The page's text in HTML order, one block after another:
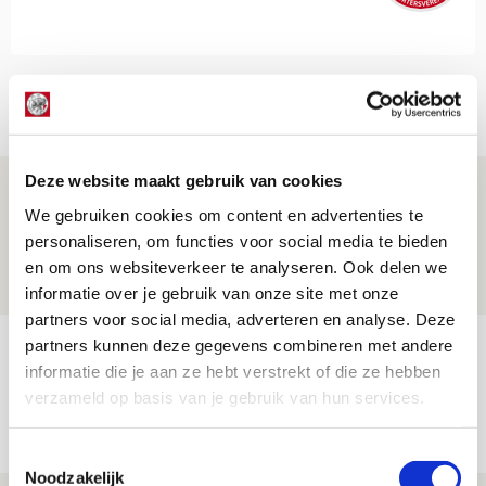
Deze website maakt gebruik van cookies
We gebruiken cookies om content en advertenties te
personaliseren, om functies voor social media te bieden
en om ons websiteverkeer te analyseren. Ook delen we
informatie over je gebruik van onze site met onze
partners voor social media, adverteren en analyse. Deze
partners kunnen deze gegevens combineren met andere
informatie die je aan ze hebt verstrekt of die ze hebben
verzameld op basis van je gebruik van hun services.
Noodzakelijk
Net binnen //
Volop enthousiasme in fotoverslag van
Europees treffen met Shelbourne
Míchel niet blij met resultaat en spel
na rust: ‘De focus nam af’